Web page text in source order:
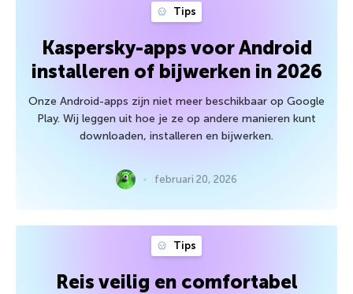
Tips
Kaspersky-apps voor Android
installeren of bijwerken in 2026
Onze Android-apps zijn niet meer beschikbaar op Google
Play. Wij leggen uit hoe je ze op andere manieren kunt
downloaden, installeren en bijwerken.
februari 20, 2026
Tips
Reis veilig en comfortabel